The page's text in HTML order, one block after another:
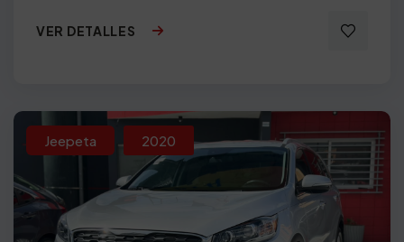
VER DETALLES
Jeepeta 2020